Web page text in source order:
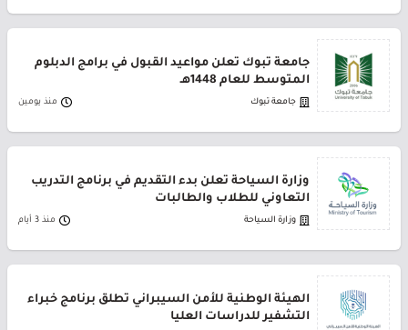
جامعة تبوك تعلن مواعيد القبول في برامج الدبلوم
المتوسط للعام 1448هـ
جامعة تبوك منذ يومين
وزارة السياحة تعلن بدء التقديم في برنامج التدريب
التعاوني للطلاب والطالبات
وزارة السياحة منذ 3 أيام
الهيئة الوطنية للأمن السيبراني تطلق برنامج خبراء
التشفير للدراسات العليا